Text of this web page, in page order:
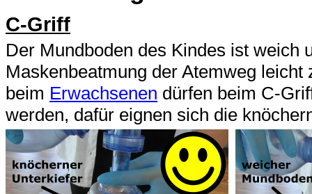
C-Griff
Der Mundboden des Kindes ist weich
Maskenbeatmung der Atemweg
beim Erwachsenen dürfen beim C-
werden, dafür eignen sich die